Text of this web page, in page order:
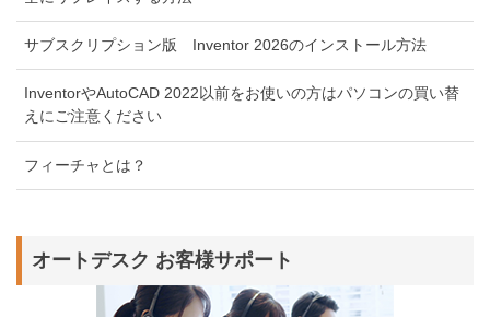
サブスクリプション版 Inventor 2026のインストール方法
InventorやAutoCAD 2022以前をお使いの方はパソコンの買い替
えにご注意ください
フィーチャとは？
オートデスク お客様サポート